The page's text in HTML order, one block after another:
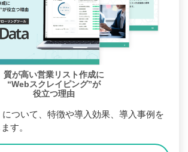
質が高い営業リスト作成に
“Webスクレイピング”が
役立つ理由
について、特徴や導入効果、導入事例を
す。